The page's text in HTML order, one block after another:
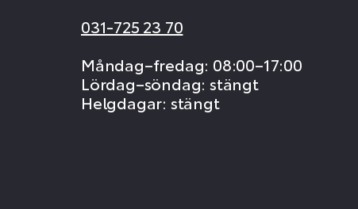
031-725 23 70
Måndag–fredag: 08:00–17:00
Lördag–söndag: stängt
Helgdagar: stängt